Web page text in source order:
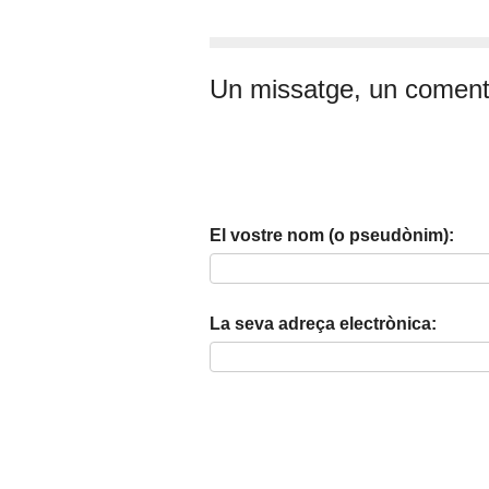
Un missatge, un
El vostre nom (o pseudònim):
La seva adreça electrònica: